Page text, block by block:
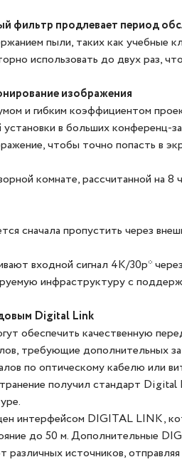
фильтр продлевает период
пыли, таких как учебные
использовать до двух раз,
изображения
и гибким коэффициентом
в больших конференц-
чтобы точно попасть в
комнате, рассчитанной на
сначала пропустить через
входной сигнал 4K/30p*
инфраструктуру с
Digital Link
обеспечить качественную
требующие дополнительных
по оптическому кабелю или
получил стандарт
интерфейсом DIGITAL LINK,
до 50 м. Дополнительные
различных источников,